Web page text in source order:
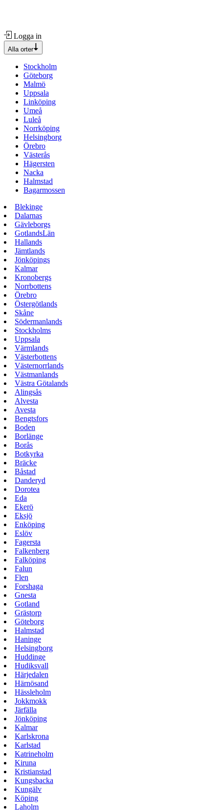
Logga in
Alla orter
Stockholm
Göteborg
Malmö
Uppsala
Linköping
Umeå
Luleå
Norrköping
Helsingborg
Örebro
Västerås
Hägersten
Nacka
Halmstad
Bagarmossen
Blekinge
Dalarnas
Gävleborgs
GotlandsLän
Hallands
Jämtlands
Jönköpings
Kalmar
Kronobergs
Norrbottens
Örebro
Östergötlands
Skåne
Södermanlands
Stockholms
Uppsala
Värmlands
Västerbottens
Västernorrlands
Västmanlands
Västra Götalands
Alingsås
Alvesta
Avesta
Bengtsfors
Boden
Borlänge
Borås
Botkyrka
Bräcke
Båstad
Danderyd
Dorotea
Eda
Ekerö
Eksjö
Enköping
Eslöv
Fagersta
Falkenberg
Falköping
Falun
Flen
Forshaga
Gnesta
Gotland
Grästorp
Göteborg
Halmstad
Haninge
Helsingborg
Huddinge
Hudiksvall
Härjedalen
Härnösand
Hässleholm
Jokkmokk
Järfälla
Jönköping
Kalmar
Karlskrona
Karlstad
Katrineholm
Kiruna
Kristianstad
Kungsbacka
Kungälv
Köping
Laholm